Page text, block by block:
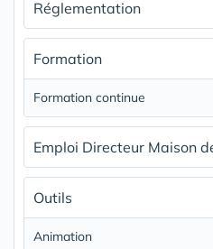
Réglementation
Formation
Formation continue
Emploi Directeur Maison
Outils
Animation